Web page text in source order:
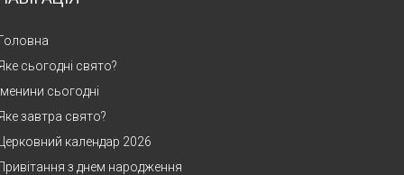
Головна
сьогодні свято?
Іменини сьогодні
завтра свято?
Церковний календар 2026
Привітання з днем народження